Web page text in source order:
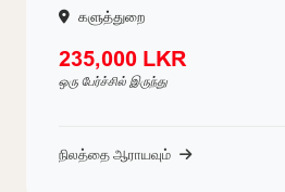
களுத்துறை
235,000 LKR
ஒரு பேர்ச்சில் இருந்து
நிலத்தை ஆராயவும்